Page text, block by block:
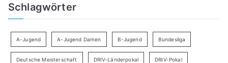
Schlagwörter
A-Jugend A-Jugend Damen B-Jugend Bundesliga
Deutsche Meisterschaft DRIV-Länderpokal DRIV-Pokal